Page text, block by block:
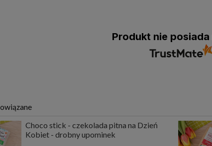
Produkt nie
Choco stick - czekolada pitna na Dzień
Kobiet - drobny upominek